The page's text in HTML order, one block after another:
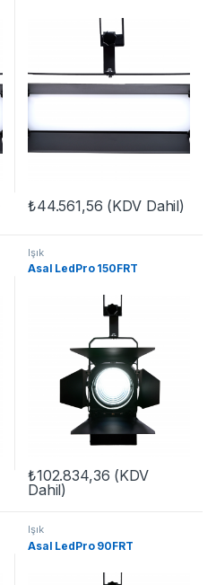
₺44.561,56 (KDV Dahil)
Işık
Asal LedPro 150FRT
₺102.834,36 (KDV
Dahil)
Işık
Asal LedPro 90FRT